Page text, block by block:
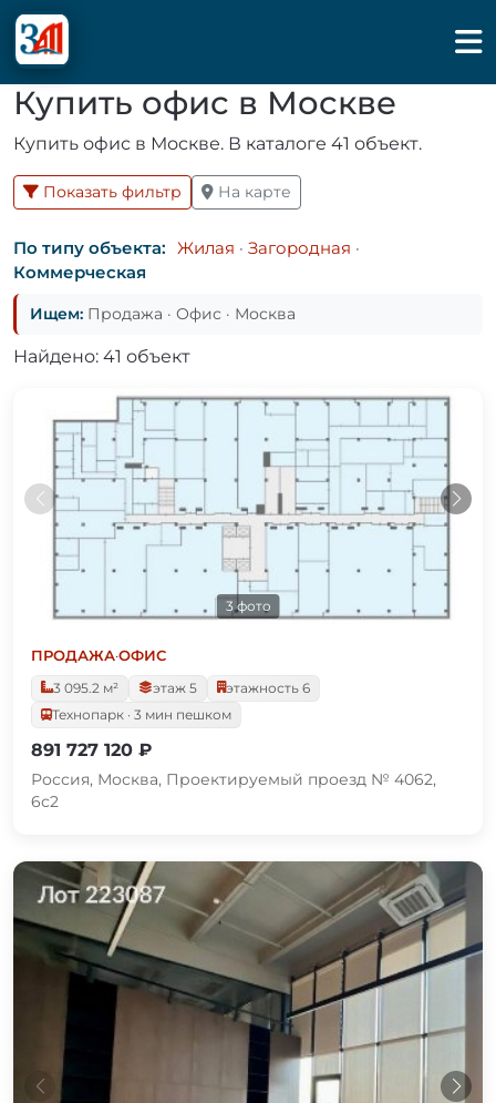
Купить офис в Москве
Купить офис в Москве. В каталоге 41 объект.
Показать фильтр На карте
По типу объекта: Жилая · Загородная ·
Коммерческая
Ищем: Продажа · Офис · Москва
Найдено: 41 объект
3 фото
ПРОДАЖА·ОФИС
3 095.2 м²
этаж 5
этажность 6
Технопарк · 3 мин пешком
891 727 120 ₽
Россия, Москва, Проектируемый проезд № 4062,
6с2